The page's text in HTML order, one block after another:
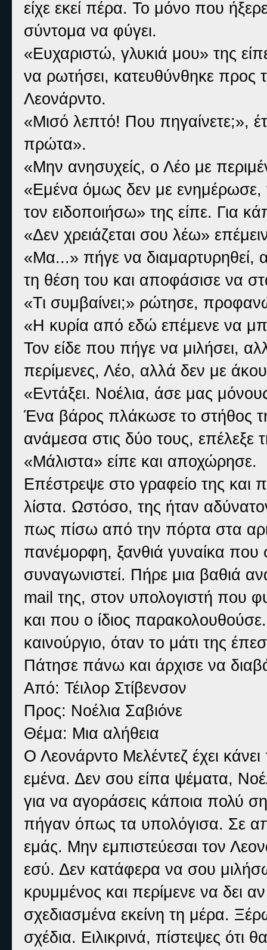
είχε εκεί πέρα. Το μόνο που
σύντομα να φύγει.
«Ευχαριστώ, γλυκιά μου» της
να ρωτήσει, κατευθύνθηκε προς
Λεονάρντο.
«Μισό λεπτό! Που πηγαίνετε;»,
πρώτα».
«Μην ανησυχείς, ο Λέο με
«Εμένα όμως δεν με ενημέρωσε,
τον ειδοποιήσω» της είπε. Για
«Δεν χρειάζεται σου λέω»
«Μα...» πήγε να διαμαρτυρηθεί,
τη θέση του και αποφάσισε να
«Τι συμβαίνει;» ρώτησε,
«Η κυρία από εδώ επέμενε να
Τον είδε που πήγε να μιλήσει,
περίμενες, Λέο, αλλά δεν με
«Εντάξει. Νοέλια, άσε μας
Ένα βάρος πλάκωσε το στήθος
ανάμεσα στις δύο τους, επέλεξε
«Μάλιστα» είπε και αποχώρησε.
Επέστρεψε στο γραφείο της και
λίστα. Ωστόσο, της ήταν
πως πίσω από την πόρτα στα
πανέμορφη, ξανθιά γυναίκα που
συναγωνιστεί. Πήρε μια βαθιά
mail της, στον υπολογιστή που
και που ο ίδιος
καινούργιο, όταν το μάτι της
Πάτησε πάνω και άρχισε να
Από: Τέιλορ Στίβενσον
Προς: Νοέλια Σαβιόνε
Θέμα: Μια αλήθεια
Ο Λεονάρντο Μελέντεζ έχει
εμένα. Δεν σου είπα ψέματα,
για να αγοράσεις κάποια πολύ
πήγαν όπως τα υπολόγισα. Σε
εμάς. Μην εμπιστεύεσαι τον
εσύ. Δεν κατάφερα να σου
κρυμμένος και περίμενε να δει
σχεδιασμένα εκείνη τη μέρα.
σχέδια. Ειλικρινά, πίστεψες ότι